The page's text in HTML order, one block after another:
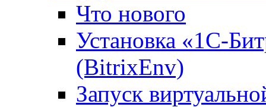
Что нового
Установка «1С-
(BitrixEnv)
Запуск